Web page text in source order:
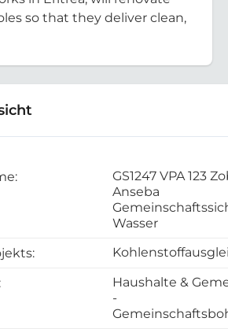
so that they deliver clean,
GS1247 VPA 123
Anseba
Wasser
Haushalte &
-